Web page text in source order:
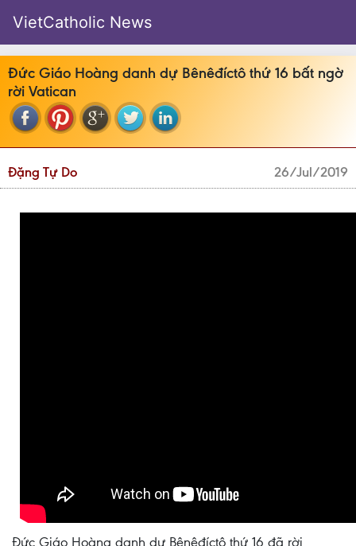
VietCatholic News
Đức Giáo Hoàng danh dự Bênêđíctô thứ 16 bất ngờ
rời Vatican
Đặng Tự Do 26/Jul/2019
Đức Giáo Hoàng danh dự Bênêđíctô thứ 16 đã rời